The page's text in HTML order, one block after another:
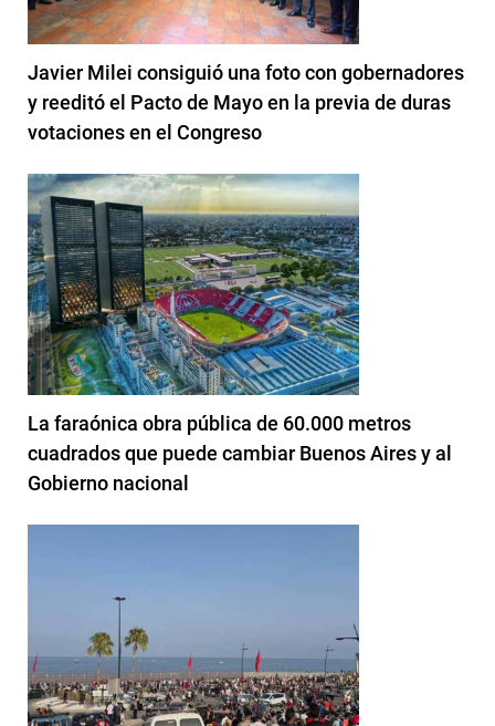
Javier Milei consiguió una foto con gobernadores
y reeditó el Pacto de Mayo en la previa de duras
votaciones en el Congreso
La faraónica obra pública de 60.000 metros
cuadrados que puede cambiar Buenos Aires y al
Gobierno nacional